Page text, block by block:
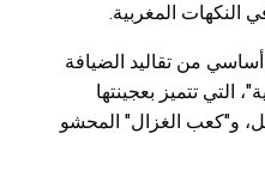
النكهات المغربية.
أساسي من تقاليد الضيافة
التي تتميز بعجينتها
و"كعب الغزال" المحشو